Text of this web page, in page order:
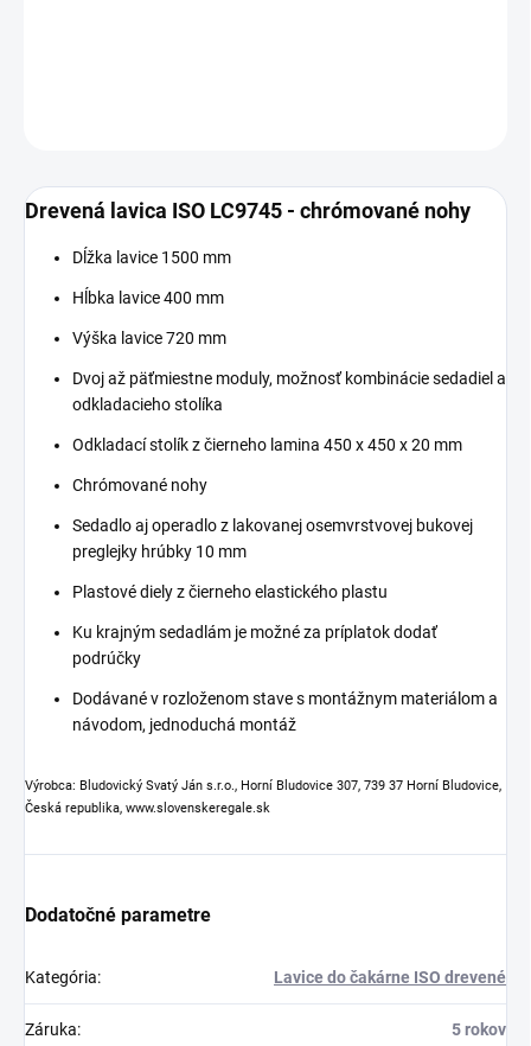
Drevená lavica ISO LC9745 - chrómované nohy
Dĺžka lavice 1500 mm
Hĺbka lavice 400 mm
Výška lavice 720 mm
Dvoj až päťmiestne moduly, možnosť kombinácie sedadiel a
odkladacieho stolíka
Odkladací stolík z čierneho lamina 450 x 450 x 20 mm
Chrómované nohy
Sedadlo aj operadlo z lakovanej osemvrstvovej bukovej
preglejky hrúbky 10 mm
Plastové diely z čierneho elastického plastu
Ku krajným sedadlám je možné za príplatok dodať
podrúčky
Dodávané v rozloženom stave s montážnym materiálom a
návodom, jednoduchá montáž
Výrobca: Bludovický Svatý Ján s.r.o., Horní Bludovice 307, 739 37 Horní Bludovice,
Česká republika, www.slovenskeregale.sk
Dodatočné parametre
Kategória: Lavice do čakárne ISO drevené
Záruka: 5 rokov